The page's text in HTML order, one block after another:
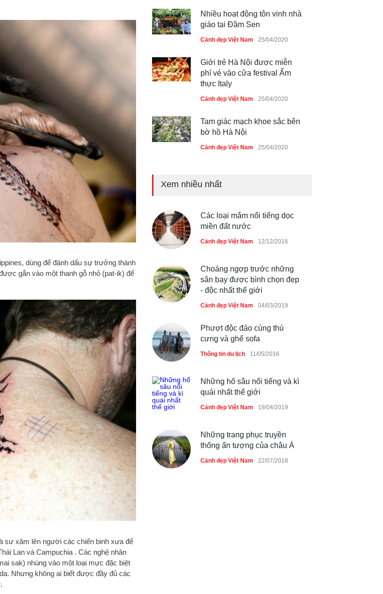
dùng để đánh dấu sự trưởng thành
gắn vào một thanh gỗ nhỏ (pat-ik) để
sư xăm lên người các chiến binh xưa để
Lan và Campuchia . Các nghệ nhân
sak) nhúng vào một loại mực đặc biệt
Nhưng không ai biết được đầy đủ các
Cảnh đẹp Việt Nam 25/04/2020
Giới trẻ Hà Nội được miễn
thực Italy
Cảnh đẹp Việt Nam
Tam giác mạch khoe sắc bên
Cảnh đẹp Việt Nam
Bán đảo Sơn Trà sẽ là khu
dã ở Sài Gòn
Cảnh đẹp Việt Nam
Xem nhiều nhất
Các loại mắm nổi tiếng dọc
miền đất nước
Cảnh đẹp Việt Nam 12/12/2016
Choáng ngợp trước những
sân bay được bình chọn đẹp
- độc nhất thế giới
Cảnh đẹp Việt Nam 04/03/2019
Phượt độc đáo cùng thú
cưng và ghế sofa
Thông tin du lịch 11/05/2016
Những hố sâu nổi tiếng và kì
quái nhất thế giới
Cảnh đẹp Việt Nam 19/04/2019
Những trang phục truyền
thống ấn tượng của châu Á
Cảnh đẹp Việt Nam 22/07/2018